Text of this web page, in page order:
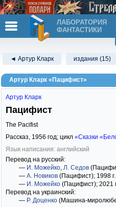
ЛАБОРАТОРИЯ
ФАНТАСТИКИ
◄ Артур Кларк издания (15)
Артур Кларк «Пацифист»
Артур Кларк
Пацифист
The Pacifist
Рассказ, 1956 год; цикл «Сказки
Язык написания: английский
Перевод на русский:
— И. Можейко, Л. Седов
— А. Новиков (Пацифист); 1998 г.
— И. Можейко (Пацифист); 2021
Перевод на украинский:
— Р. Доценко (Машина-